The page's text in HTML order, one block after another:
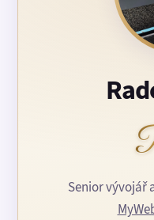
Senior vývojář